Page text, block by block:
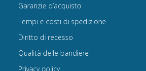
Garanzie d’acquisto
Tempi e costi di spedizione
Diritto di recesso
Qualità delle bandiere
Privacy policy